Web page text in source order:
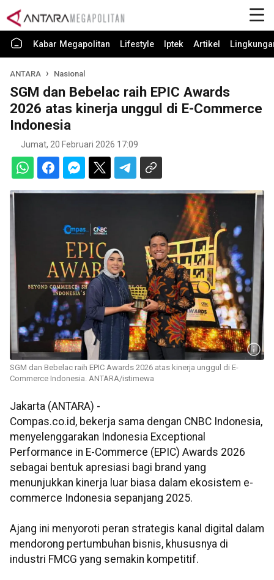
Kabar Megapolitan Lifestyle Iptek Artikel
ANTARA Nasional
SGM dan Bebelac raih EPIC Awards
2026 atas kinerja unggul di E-Commerce
Indonesia
Jumat, 20 Februari 2026 17:09
SGM dan Bebelac raih EPIC Awards 2026 atas kinerja unggul di E-
Commerce Indonesia. ANTARA/istimewa
Jakarta (ANTARA) -
Compas.co.id, bekerja sama dengan CNBC Indonesia,
menyelenggarakan Indonesia Exceptional
Performance in E-Commerce (EPIC) Awards 2026
sebagai bentuk apresiasi bagi brand yang
menunjukkan kinerja luar biasa dalam ekosistem e-
commerce Indonesia sepanjang 2025.
Ajang ini menyoroti peran strategis kanal digital dalam
mendorong pertumbuhan bisnis, khususnya di
industri FMCG yang semakin kompetitif.